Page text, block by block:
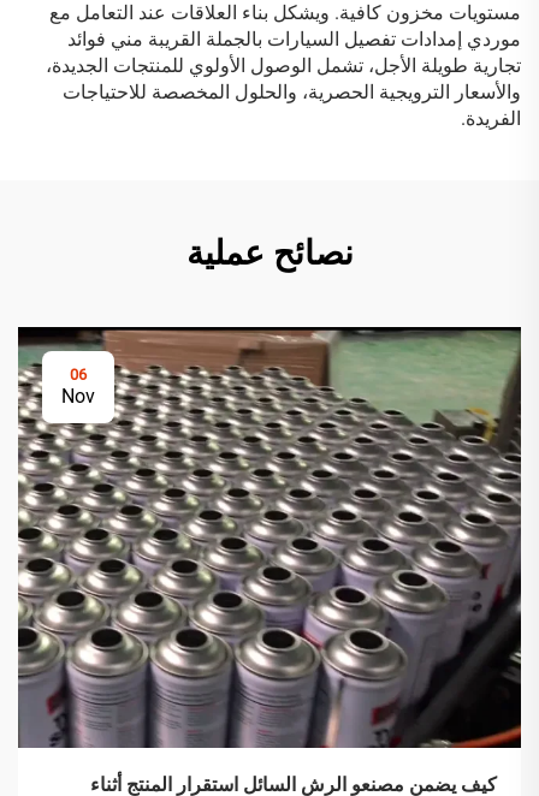
مستويات مخزون كافية. ويشكل بناء العلاقات عند التعامل مع
موردي إمدادات تفصيل السيارات بالجملة القريبة مني فوائد
تجارية طويلة الأجل، تشمل الوصول الأولوي للمنتجات الجديدة،
والأسعار الترويجية الحصرية، والحلول المخصصة للاحتياجات
الفريدة.
نصائح عملية
06
Nov
كيف يضمن مصنعو الرش السائل استقرار المنتج أثناء